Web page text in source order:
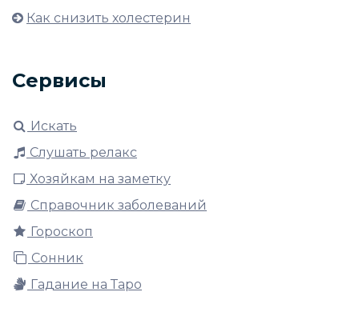
Как снизить холестерин
Сервисы
Искать
Слушать релакс
Хозяйкам на заметку
Справочник заболеваний
Гороскоп
Сонник
Гадание на Таро